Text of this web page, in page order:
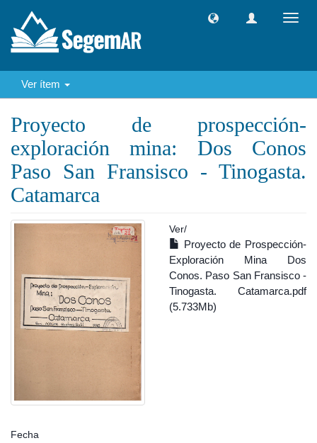
Ver ítem
Proyecto de prospección-
exploración mina: Dos Conos
Paso San Fransisco - Tinogasta.
Catamarca
Ver/
Proyecto de Prospección-
Exploración Mina Dos
Conos. Paso San Fransisco -
Tinogasta. Catamarca.pdf
(5.733Mb)
Fecha